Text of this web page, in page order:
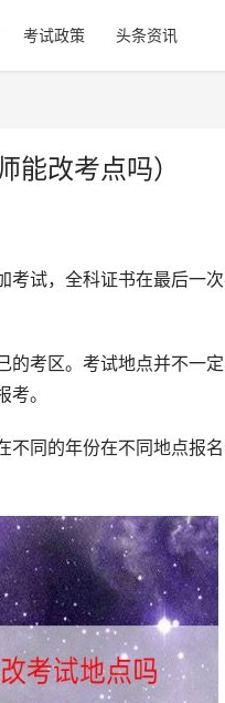
考试政策 头条资讯
改考点吗）
试，全科证书在最后一
考区。考试地点并不一
。
同的年份在不同地点报